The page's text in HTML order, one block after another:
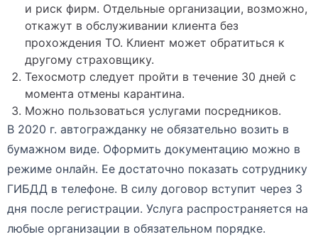
и риск фирм. Отдельные организации, возможно,
откажут в обслуживании клиента без
прохождения ТО. Клиент может обратиться к
другому страховщику.
Техосмотр следует пройти в течение 30 дней с
момента отмены карантина.
Можно пользоваться услугами посредников.
В 2020 г. автогражданку не обязательно возить в
бумажном виде. Оформить документацию можно в
режиме онлайн. Ее достаточно показать сотруднику
ГИБДД в телефоне. В силу договор вступит через 3
дня после регистрации. Услуга распространяется на
любые организации в обязательном порядке.